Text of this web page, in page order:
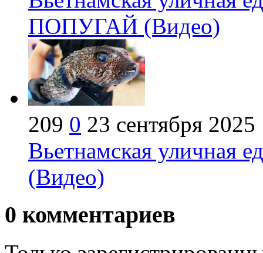
ПОПУГАЙ (Видео)
209 0 23 сентября 2025
Вьетнамская
(Видео)
0 комментариев